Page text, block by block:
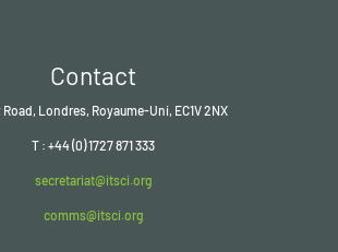
Contact
Road, Londres, Royaume-Uni, EC1V 2NX
T : +44 (0) 1727 871 333
secretariat@itsci.org
comms@itsci.org